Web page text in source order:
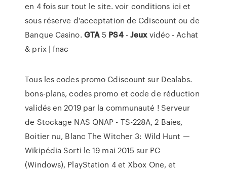
en 4 fois sur tout le site. voir conditions ici et
sous réserve d’acceptation de Cdiscount ou de
Banque Casino. GTA5 PS4-Jeuxvidéo - Achat
& prix | fnac
Tous les codes promo Cdiscount sur Dealabs.
bons-plans, codes promo et code de réduction
validés en 2019 par la communauté ! Serveur
de Stockage NAS QNAP - TS-228A, 2 Baies,
Boitier nu, BlancThe Witcher 3: Wild Hunt —
Wikipédia Sorti le 19 mai 2015 sur PC
(Windows), PlayStation 4 et Xbox One, et